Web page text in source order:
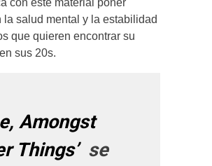
con este material poner
la salud mental y la estabilidad
que quieren encontrar su
sus 20s.
Amongst
Things’ se